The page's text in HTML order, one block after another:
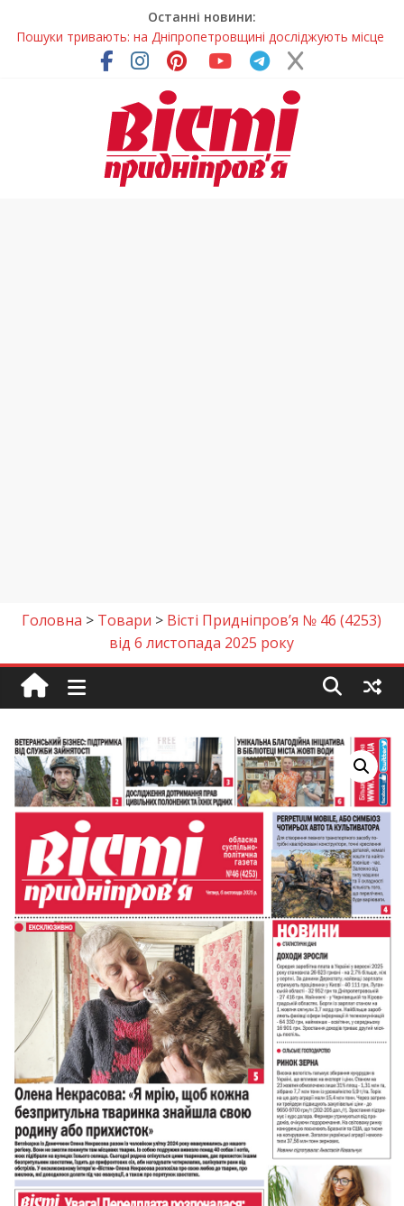
Останні новини:
Пошуки тривають: на Дніпропетровщині досліджують місце
розташування легендарного монастиря (Фото)
Ветерани Дніпропетровщини отримують шанс на власне
Андрій Горинін: “Нехай доля береже тих, хто служить, і всіх
Жінки, які повертають життя: у Дніпрі відкрили унікальну
фотовиставку
Головна > Товари > Вісті Придніпров’я № 46 (4253)
від 6 листопада 2025 року